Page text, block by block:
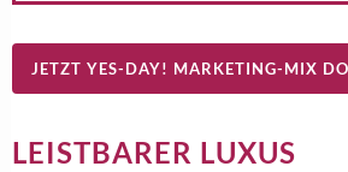
JETZT YES-DAY! MARKETING-MIX
LEISTBARER LUXUS